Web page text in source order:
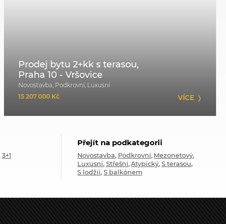
Prodej bytu 2+kk s terasou,
Praha 10 - Vršovice
Novostavba, Podkrovní, Luxusní
15 207 000 Kč
VÍCE
3+1
Přejít na podkategorii
Novostavba Podkrovní Mezonetový
Luxusní Střešní Atypický S terasou
S lodžií S balkónem